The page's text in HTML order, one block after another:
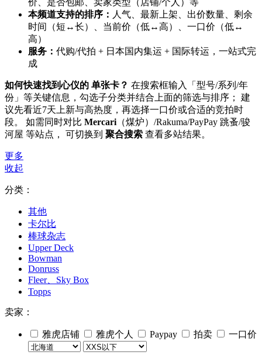
价、是否包邮、卖家类型（店铺/个人）等
本频道支持的排序： 人气、最新上架、出价数量、剩余
时间（短↔长）、当前价（低↔高）、一口价（低↔
高）
服务： 代购/代拍 + 日本国内集运 + 国际转运，一站式完
成
如何快速找到心仪的 单张卡？ 在搜索框输入「型号/系列/年
份」等关键信息，勾选子分类并结合上面的筛选与排序； 建
议先看近7天上新与高热度，再选择一口价或合适的竞拍时
段。 如需同时对比 Mercari （煤炉）/Rakuma/PayPay 跳蚤/骏
河屋 等站点， 可切换到 聚合搜索 查看多站结果。
更多
收起
分类：
其他
卡尔比
棒球杂志
Upper Deck
Bowman
Donruss
Fleer、Sky Box
Topps
卖家：
雅虎店铺 雅虎个人 Paypay 拍卖 一口价